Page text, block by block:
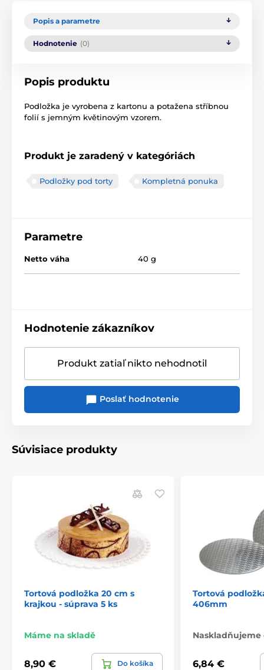
Popis a parametre
Hodnotenie (0)
Popis produktu
Podložka je vyrobena z kartonu a potažena stříbnou
folií s jemným květinovým vzorem.
Produkt je zaradený v kategóriách
Podložky pod torty Kompletná ponuka
Parametre
Netto váha 40 g
Hodnotenie zákazníkov
Produkt zatiaľ nikto nehodnotil
Poslať hodnotenie
Súvisiace produkty
Tortová podložka 20 cm s
krajkou - súprava 5 ks
Máme na skladě
8,90 € Do košíka
Tortová
406mm
Naskladňujeme
6,84 €